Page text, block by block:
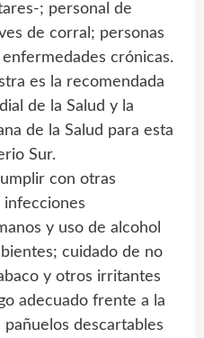
; personal de
de corral; personas
crónicas.
es la recomendada
de la Salud y la
de la Salud para esta
Sur.
con otras
infecciones
y uso de alcohol
cuidado de no
y otros irritantes
adecuado frente a la
descartables